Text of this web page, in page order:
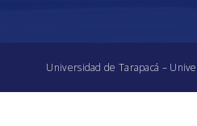
Universidad de Tarapacá –